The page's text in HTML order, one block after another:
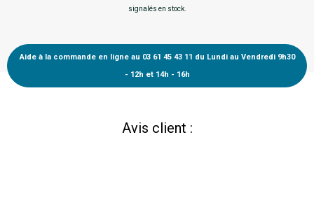
signalés en stock.
Aide à la commande en ligne au 03 61 45 43 11 du Lundi au Vendredi 9h30
- 12h et 14h - 16h
Avis client :